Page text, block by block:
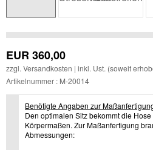
EUR360,00
zzgl. Versandkosten | inkl. Ust. (soweit
Artikelnummer : M-20014
Benötigte Angaben zur
Den optimalen Sitz bekommt die
Körpermaßen. Zur Maßanfertigung
Abmessungen: